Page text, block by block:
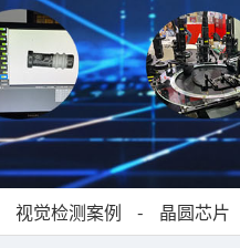
视觉检测案例 - 晶圆芯片